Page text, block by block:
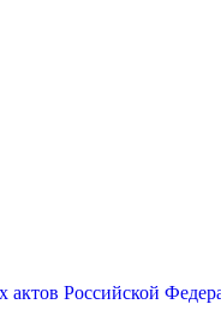
актов Российской